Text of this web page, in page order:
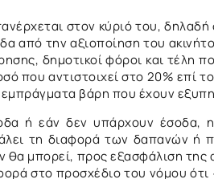
στον κύριό του, δηλαδή
από την αξιοποίηση του
δημοτικοί φόροι και τέλη
που αντιστοιχεί στο 20% επί
βάρη που έχουν
ή εάν δεν υπάρχουν έσοδα,
τη διαφορά των δαπανών ή
θα μπορεί, προς εξασφάλιση της
στο προσχέδιο του νόμου ότι